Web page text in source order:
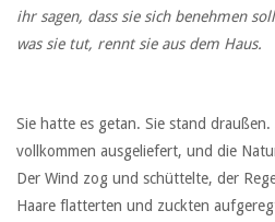
ihr sagen, dass sie sich benehmen
was sie tut, rennt sie aus dem Haus.
Sie hatte es getan. Sie stand
vollkommen ausgeliefert, und die
Der Wind zog und schüttelte, der
Haare flatterten und zuckten